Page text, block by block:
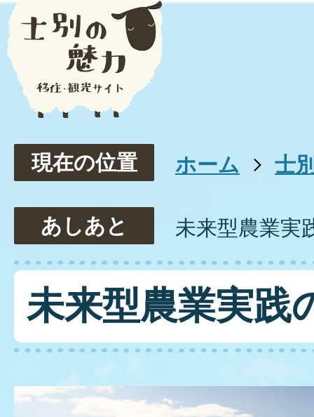
現在の位置 ホーム 士
あしあと 未来型農業実
未来型農業実践